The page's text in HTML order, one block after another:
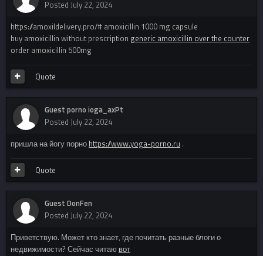
Posted July 22, 2024
https://amoxildelivery.pro/# amoxicillin 1000 mg capsule
buy amoxicillin without prescription generic amoxicillin over the counter
order amoxicillin 500mg
Quote
Guest porno ioga_axPt
Posted July 22, 2024
пришла на йогу порно https://www.yoga-porno.ru .
Quote
Guest DonFen
Posted July 22, 2024
Приветствую. Может кто знает, где почитать разные блоги о
недвижимости? Сейчас читаю вот